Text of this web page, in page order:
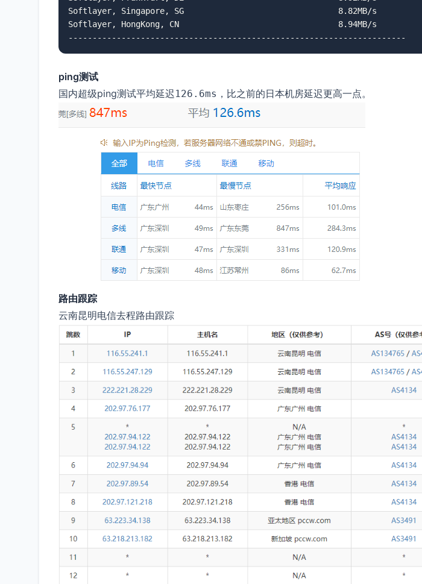
Softlayer, Singapore, SG                                8.82MB/s
Softlayer, HongKong, CN                                 8.94MB/s
----------------------------------------------------------------------
ping测试
国内超级ping测试平均延迟126.6ms ，比之前的日本机房延迟更高一点。
路由跟踪
云南昆明电信去程路由跟踪